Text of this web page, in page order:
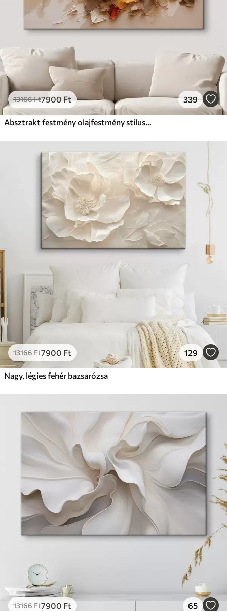
13166Ft7900Ft 339
Absztrakt festmény olajfestmény stílusban
13166Ft7900 Ft 129
Nagy, légies fehér bazsarózsa
13166Ft7900 Ft 65